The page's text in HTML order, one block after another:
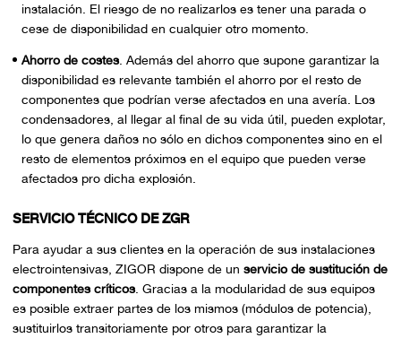
instalación. El riesgo de no realizarlos es tener una parada o
cese de disponibilidad en cualquier otro momento.
Ahorro de costes. Además del ahorro que supone garantizar la
disponibilidad es relevante también el ahorro por el resto de
componentes que podrían verse afectados en una avería. Los
condensadores, al llegar al final de su vida útil, pueden explotar,
lo que genera daños no sólo en dichos componentes sino en el
resto de elementos próximos en el equipo que pueden verse
afectados pro dicha explosión.
SERVICIO TÉCNICO DE ZGR
Para ayudar a sus clientes en la operación de sus instalaciones
electrointensivas, ZIGOR dispone de un servicio de sustitución de
componentes críticos. Gracias a la modularidad de sus equipos
es posible extraer partes de los mismos (módulos de potencia),
sustituirlos transitoriamente por otros para garantizar la